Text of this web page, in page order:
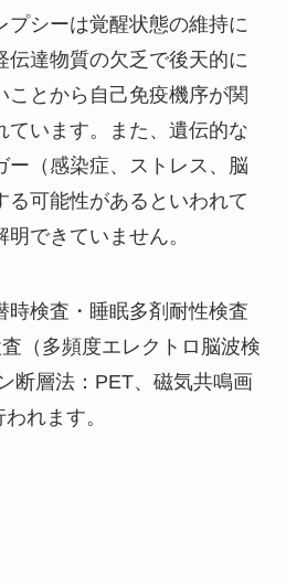
プシーは覚醒状態の維持に
伝達物質の欠乏で後天的に
ことから自己免疫機序が関
ています。また、遺伝的な
ー（感染症、ストレス、脳
る可能性があるといわれて
できていません。
時検査・睡眠多剤耐性検査
査（多頻度エレクトロ脳波検
断層法：PET、磁気共鳴画
れます。